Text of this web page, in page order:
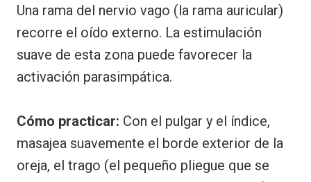
Una rama del nervio vago (la rama auricular)
recorre el oído externo. La estimulación
suave de esta zona puede favorecer la
activación parasimpática.
Cómo practicar: Con el pulgar y el índice,
masajea suavemente el borde exterior de la
oreja, el trago (el pequeño pliegue que se